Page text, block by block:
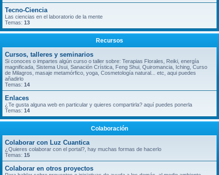
Tecno-Ciencia
Las ciencias en el laboratorio de la mente
Temas: 13
Recursos
Cursos, talleres y seminarios
Si conoces o impartes algún curso o taller sobre: Terapias Florales, Reiki, energía
magnificada, Sistema Usui, Sanación Crística, Feng Shui, Quiromancia, Iching, Curso
de Milagros, masaje metamórfico, yoga, Cosmetología natural... etc, aqui puedes
añadirlo
Temas: 14
Enlaces
¿Te gusta alguna web en particular y quieres compartirla? aquí puedes ponerla
Temas: 14
Colaboración
Colaborar con Luz Cuantica
¿Quieres colaborar con el portal?, hay muchas formas de hacerlo
Temas: 15
Colaborar en otros proyectos